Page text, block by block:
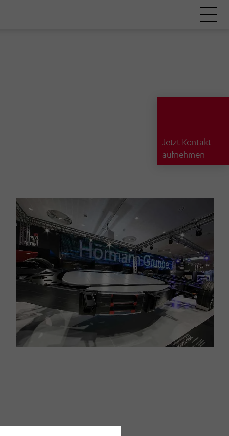
Jetzt Kontakt
aufnehmen